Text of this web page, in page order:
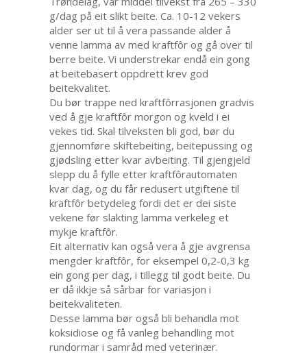
g/dag på eit slikt beite. Ca. 10-12 vekers
alder ser ut til å vera passande alder å
venne lamma av med kraftfôr og gå over til
berre beite. Vi understrekar endå ein gong
at beitebasert oppdrett krev god
beitekvalitet.
Du bør trappe ned kraftfôrrasjonen gradvis
ved å gje kraftfôr morgon og kveld i ei
vekes tid. Skal tilveksten bli god, bør du
gjennomføre skiftebeiting, beitepussing og
gjødsling etter kvar avbeiting. Til gjengjeld
slepp du å fylle etter kraftfôrautomaten
kvar dag, og du får redusert utgiftene til
kraftfôr betydeleg fordi det er dei siste
vekene før slakting lamma verkeleg et
mykje kraftfôr.
Eit alternativ kan også vera å gje avgrensa
mengder kraftfôr, for eksempel 0,2-0,3 kg
ein gong per dag, i tillegg til godt beite. Du
er då ikkje så sårbar for variasjon i
beitekvaliteten.
Desse lamma bør også bli behandla mot
koksidiose og få vanleg behandling mot
rundormar i samråd med veterinær.